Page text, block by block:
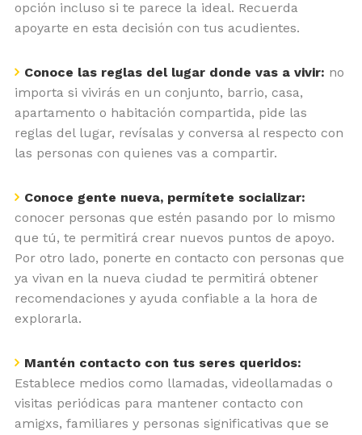
opción incluso si te parece la ideal. Recuerda
apoyarte en esta decisión con tus acudientes.
Conoce las reglas del lugar donde vas a vivir: no
importa si vivirás en un conjunto, barrio, casa,
apartamento o habitación compartida, pide las
reglas del lugar, revísalas y conversa al respecto con
las personas con quienes vas a compartir.
Conoce gente nueva, permítete socializar:
conocer personas que estén pasando por lo mismo
que tú, te permitirá crear nuevos puntos de apoyo.
Por otro lado, ponerte en contacto con personas que
ya vivan en la nueva ciudad te permitirá obtener
recomendaciones y ayuda confiable a la hora de
explorarla.
Mantén contacto con tus seres queridos:
Establece medios como llamadas, videollamadas o
visitas periódicas para mantener contacto con
amigxs, familiares y personas significativas que se